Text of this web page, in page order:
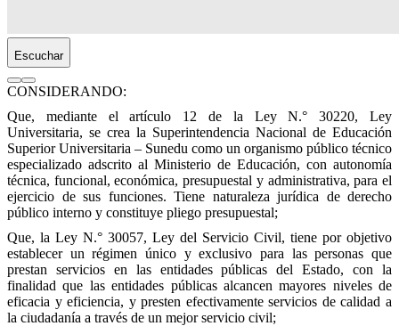
Escuchar
CONSIDERANDO:
Que, mediante el artículo 12 de la Ley N.° 30220, Ley
Universitaria, se crea la Superintendencia Nacional de Educación
Superior Universitaria – Sunedu como un organismo público técnico
especializado adscrito al Ministerio de Educación, con autonomía
técnica, funcional, económica, presupuestal y administrativa, para el
ejercicio de sus funciones. Tiene naturaleza jurídica de derecho
público interno y constituye pliego presupuestal;
Que, la Ley N.° 30057, Ley del Servicio Civil, tiene por objetivo
establecer un régimen único y exclusivo para las personas que
prestan servicios en las entidades públicas del Estado, con la
finalidad que las entidades públicas alcancen mayores niveles de
eficacia y eficiencia, y presten efectivamente servicios de calidad a
la ciudadanía a través de un mejor servicio civil;